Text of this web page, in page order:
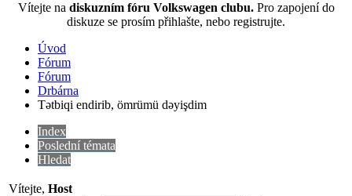
Vítejte na diskuzním fóru Volkswagen clubu. Pro zapojení do
diskuze se prosím přihlašte, nebo registrujte.
Úvod
Fórum
Fórum
Drbárna
Tətbiqi endirib, ömrümü dəyişdim
Index
Poslední témata
Hledat
Vítejte, Host